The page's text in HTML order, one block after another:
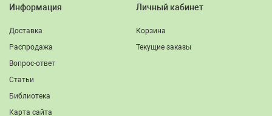
Информация
Доставка
Распродажа
Вопрос-ответ
Статьи
Библиотека
Карта сайта
Личный кабинет
Корзина
Текущие заказы